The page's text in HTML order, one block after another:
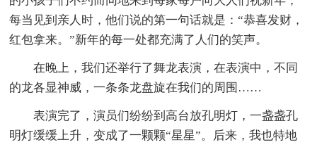
每当见到亲人时，他们说的第一句话就是：“恭喜发财，
红包拿来。”新年的每一处都充满了人们的笑声。
在晚上，我们还举行了舞龙表演，在表演中，不同
的龙各显神威，一条条龙盘旋在我们的周围……
表演完了，演员们纷纷到高台放孔明灯，一盏盏孔
明灯缓缓上升，变成了一颗颗“星星”。后来，我也特地